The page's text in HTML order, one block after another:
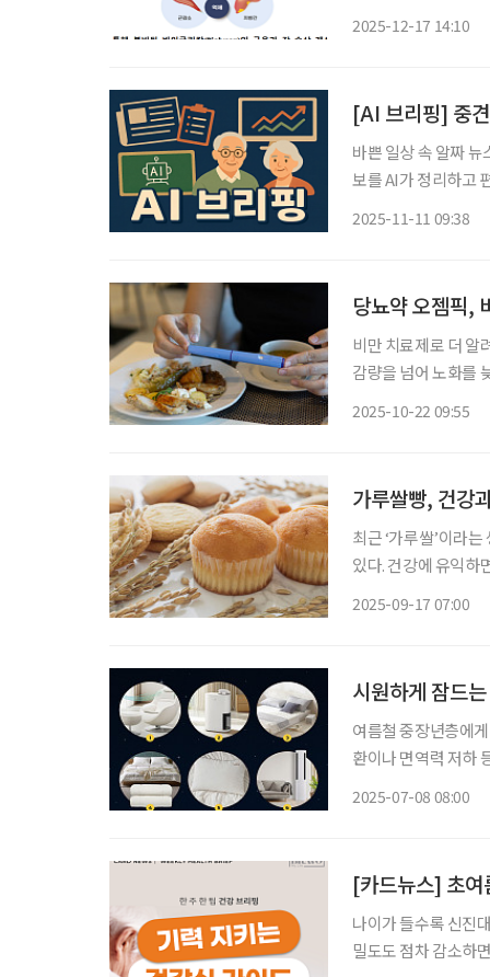
2025-12-17 14:10
[AI 브리핑] 중
바쁜 일상 속 알짜
보를 AI가 정리하고 편집국 기자
2025-11-11 09:38
당뇨약 오젬픽,
비만 치료제로 더
감량을 넘어 노화를
2025-10-22 09:55
가루쌀빵, 건강
최근 ‘가루쌀’이라
있다. 건강에 유익하면서도 맛과 식감까지 살려 소화 건강에 민감한 중장년층에게 새로운 선
2025-09-17 07:00
시원하게 잠드
여름철 중장년층에
환이나 면역력 저하
2025-07-08 08:00
[카드뉴스] 초여
나이가 들수록 신진
밀도도 점차 감소하